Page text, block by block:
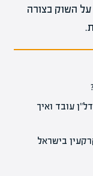
להשפיע על השוק בצורה
עובד ואיך
בישראל